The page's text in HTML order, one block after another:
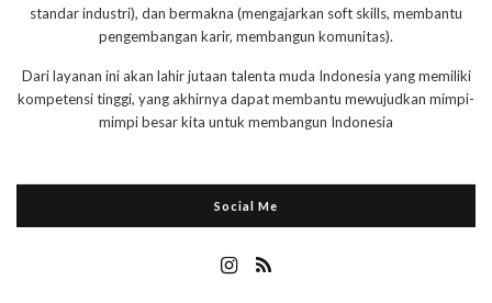
standar industri), dan bermakna (mengajarkan soft skills, membantu
pengembangan karir, membangun komunitas).
Dari layanan ini akan lahir jutaan talenta muda Indonesia yang memiliki
kompetensi tinggi, yang akhirnya dapat membantu mewujudkan mimpi-
mimpi besar kita untuk membangun Indonesia
Social Me